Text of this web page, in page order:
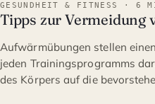
GESUNDHEIT & FITNESS · 6
Tipps zur Vermeidung
Aufwärmübungen stellen
jeden Trainingsprogramms
des Körpers auf die